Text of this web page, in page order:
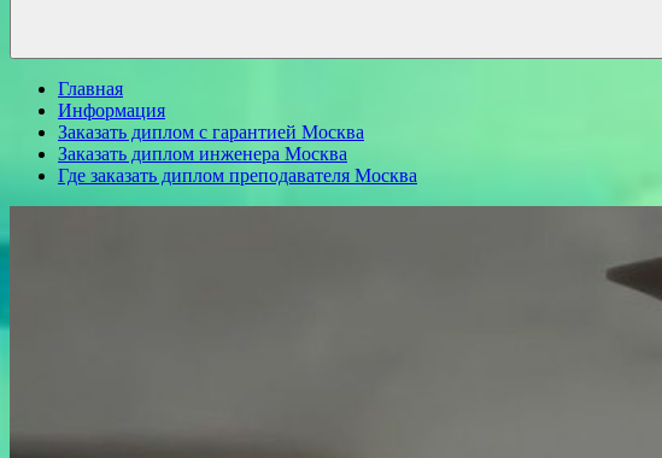
Главная
Информация
Заказать диплом с гарантией Москва
Заказать диплом инженера Москва
Где заказать диплом преподавателя Москва